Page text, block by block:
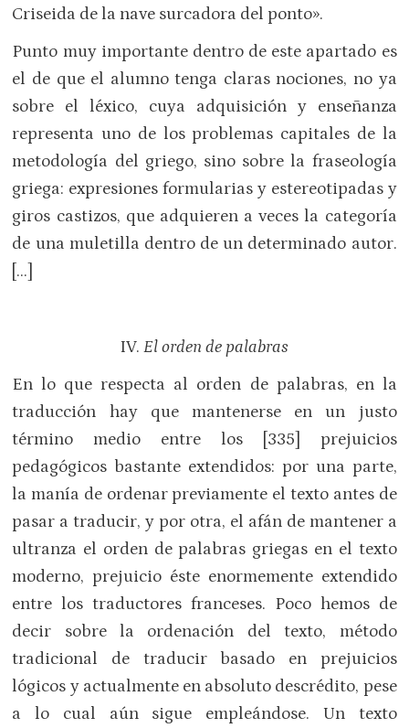
Criseida de la nave surcadora del ponto».
Punto muy importante dentro de este apartado es
el de que el alumno tenga claras nociones, no ya
sobre el léxico, cuya adquisición y enseñanza
representa uno de los problemas capitales de la
metodología del griego, sino sobre la fraseología
griega: expresiones formularias y estereotipadas y
giros castizos, que adquieren a veces la categoría
de una muletilla dentro de un determinado autor.
[…]
IV.El orden de palabras
En lo que respecta al orden de palabras, en la
traducción hay que mantenerse en un justo
término medio entre los [335] prejuicios
pedagógicos bastante extendidos: por una parte,
la manía de ordenar previamente el texto antes de
pasar a traducir, y por otra, el afán de mantener a
ultranza el orden de palabras griegas en el texto
moderno, prejuicio éste enormemente extendido
entre los traductores franceses. Poco hemos de
decir sobre la ordenación del texto, método
tradicional de traducir basado en prejuicios
lógicos y actualmente en absoluto descrédito, pese
a lo cual aún sigue empleándose. Un texto